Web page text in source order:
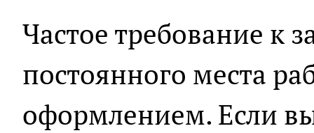
Частое требование к
постоянного места
оформлением. Если